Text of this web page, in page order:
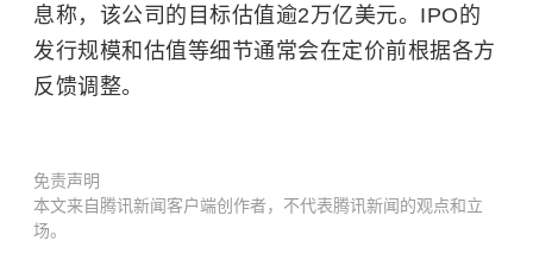
息称，该公司的目标估值逾2万亿美元。IPO的
发行规模和估值等细节通常会在定价前根据各方
反馈调整。
免责声明
本文来自腾讯新闻客户端创作者，不代表腾讯新闻的观点和立
场。